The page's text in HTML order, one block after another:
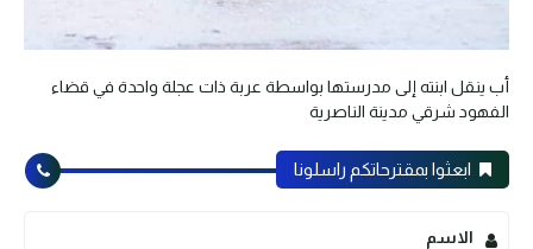
أب ينقل ابنته إلى مدرستها بواسطة عربة ذات عجلة واحدة في قضاء
الفهود شرقي مدينة الناصرية
ابعثوا بمقترحاتكم راسلونا
الاسم